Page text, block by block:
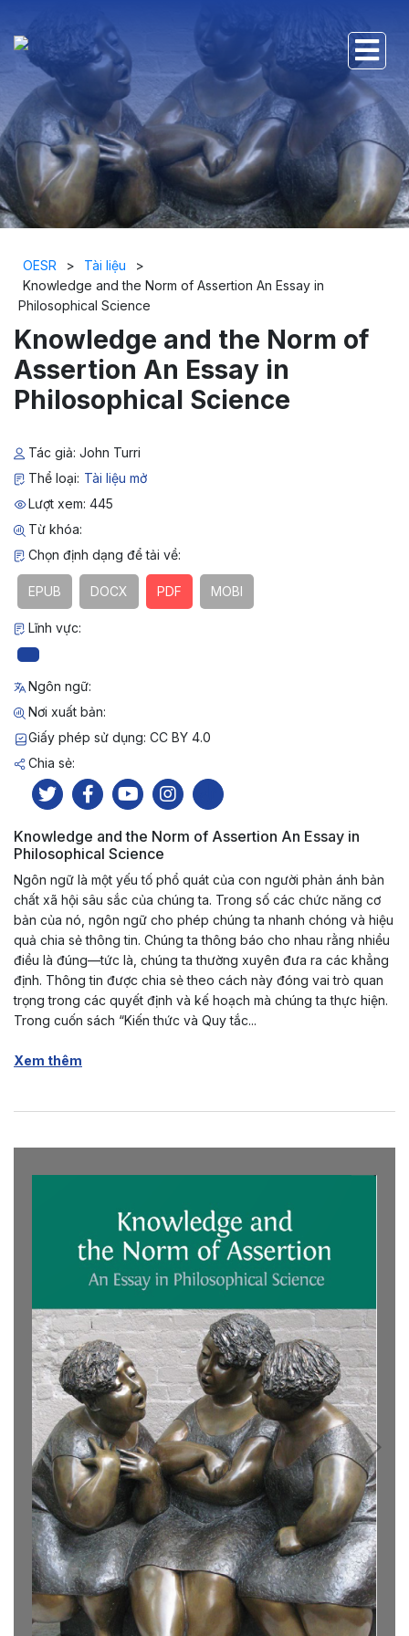
OESR > Tài liệu
>
Knowledge and the Norm of Assertion An Essay in
Philosophical Science
Knowledge and the Norm of
Assertion An Essay in
Philosophical Science
Tác giả: John Turri
Thể loại: Tài liệu mở
Lượt xem: 445
Từ khóa:
Chọn định dạng để tải về:
EPUB DOCX PDF MOBI
Lĩnh vực:
Ngôn ngữ:
Nơi xuất bản:
Giấy phép sử dụng: CC BY 4.0
Chia sẻ:
Knowledge and the Norm of Assertion An Essay in
Philosophical Science
Ngôn ngữ là một yếu tố phổ quát của con người phản ánh bản
chất xã hội sâu sắc của chúng ta. Trong số các chức năng cơ
bản của nó, ngôn ngữ cho phép chúng ta nhanh chóng và hiệu
quả chia sẻ thông tin. Chúng ta thông báo cho nhau rằng nhiều
điều là đúng—tức là, chúng ta thường xuyên đưa ra các khẳng
định. Thông tin được chia sẻ theo cách này đóng vai trò quan
trọng trong các quyết định và kế hoạch mà chúng ta thực hiện.
Trong cuốn sách “Kiến thức và Quy tắc...
Xem thêm